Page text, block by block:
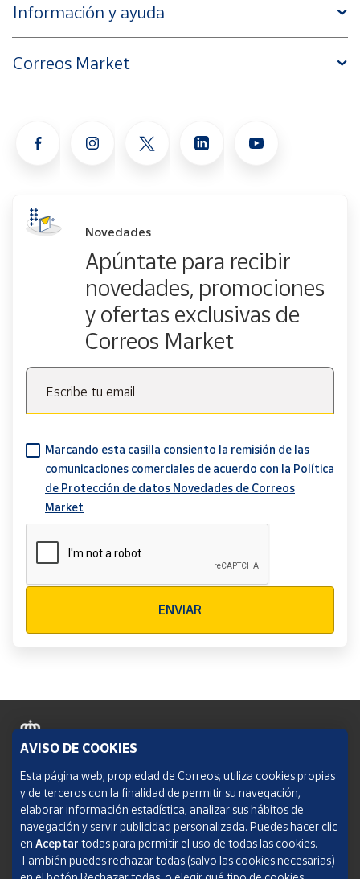
Información y ayuda
Correos Market
Novedades
Apúntate para recibir
novedades, promociones
y ofertas exclusivas de
Correos Market
Escribe tu email
Marcando esta casilla consiento la remisión de las
comunicaciones comerciales de acuerdo con la Política
de Protección de datos Novedades de Correos
Market
ENVIAR
Política de cookies
Aviso legal
Condiciones del servicio
Política de Privacidad Web
AVISO DE COOKIES
Esta página web, propiedad de Correos, utiliza cookies propias
y de terceros con la finalidad de permitir su navegación,
elaborar información estadística, analizar sus hábitos de
navegación y servir publicidad personalizada. Puedes hacer clic
en Aceptar todas para permitir el uso de todas las cookies.
También puedes rechazar todas (salvo las cookies necesarias)